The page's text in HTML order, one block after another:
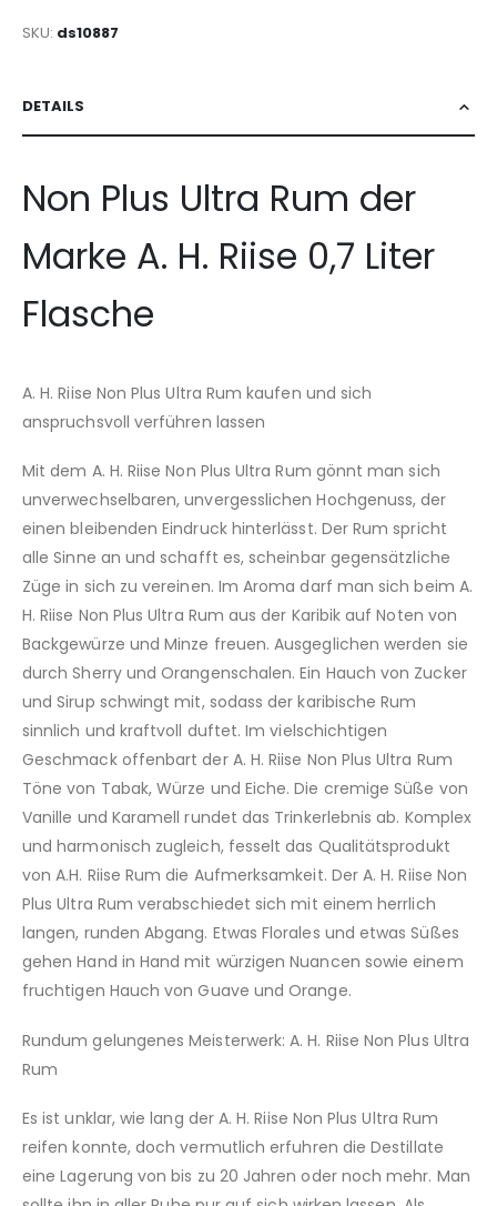
SKU ds10887
DETAILS
Non Plus Ultra Rum der
Marke A. H. Riise 0,7 Liter
Flasche
A. H. Riise Non Plus Ultra Rum kaufen und sich
anspruchsvoll verführen lassen
Mit dem A. H. Riise Non Plus Ultra Rum gönnt man sich
unverwechselbaren, unvergesslichen Hochgenuss, der
einen bleibenden Eindruck hinterlässt. Der Rum spricht
alle Sinne an und schafft es, scheinbar gegensätzliche
Züge in sich zu vereinen. Im Aroma darf man sich beim A.
H. Riise Non Plus Ultra Rum aus der Karibik auf Noten von
Backgewürze und Minze freuen. Ausgeglichen werden sie
durch Sherry und Orangenschalen. Ein Hauch von Zucker
und Sirup schwingt mit, sodass der karibische Rum
sinnlich und kraftvoll duftet. Im vielschichtigen
Geschmack offenbart der A. H. Riise Non Plus Ultra Rum
Töne von Tabak, Würze und Eiche. Die cremige Süße von
Vanille und Karamell rundet das Trinkerlebnis ab. Komplex
und harmonisch zugleich, fesselt das Qualitätsprodukt
von A.H. Riise Rum die Aufmerksamkeit. Der A. H. Riise Non
Plus Ultra Rum verabschiedet sich mit einem herrlich
langen, runden Abgang. Etwas Florales und etwas Süßes
gehen Hand in Hand mit würzigen Nuancen sowie einem
fruchtigen Hauch von Guave und Orange.
Rundum gelungenes Meisterwerk: A. H. Riise Non Plus Ultra
Rum
Es ist unklar, wie lang der A. H. Riise Non Plus Ultra Rum
reifen konnte, doch vermutlich erfuhren die Destillate
eine Lagerung von bis zu 20 Jahren oder noch mehr. Man